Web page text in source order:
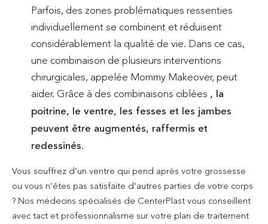
Parfois, des zones problématiques ressenties
individuellement se combinent et réduisent
considérablement la qualité de vie. Dans ce cas,
une combinaison de plusieurs interventions
chirurgicales, appelée Mommy Makeover, peut
aider. Grâce à des combinaisons ciblées , la
poitrine, le ventre, les fesses et les jambes
peuvent être augmentés, raffermis et
redessinés.
Vous souffrez d’un ventre qui pend après votre grossesse
ou vous n’êtes pas satisfaite d’autres parties de votre corps
? Nos médecins spécialisés de CenterPlast vous conseillent
avec tact et professionnalisme sur votre plan de traitement